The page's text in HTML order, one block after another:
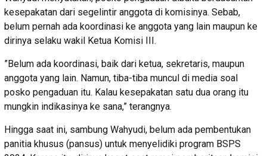
kesepakatan dari segelintir anggota di komisinya. Sebab,
belum pernah ada koordinasi ke anggota yang lain maupun ke
dirinya selaku wakil Ketua Komisi III.
”Belum ada koordinasi, baik dari ketua, sekretaris, maupun
anggota yang lain. Namun, tiba-tiba muncul di media soal
posko pengaduan itu. Kalau kesepakatan satu dua orang itu
mungkin indikasinya ke sana,” terangnya.
Hingga saat ini, sambung Wahyudi, belum ada pembentukan
panitia khusus (pansus) untuk menyelidiki program BSPS